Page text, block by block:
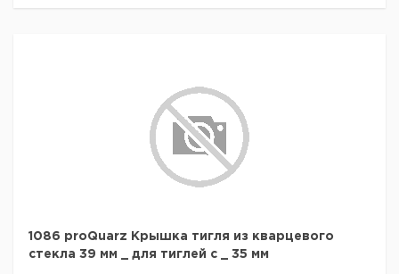
1086 proQuarz Крышка тигля из кварцевого
стекла 39 мм _ для тиглей с _ 35 мм